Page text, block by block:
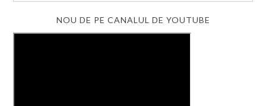
NOU DE PE CANALUL DE YOUTUBE